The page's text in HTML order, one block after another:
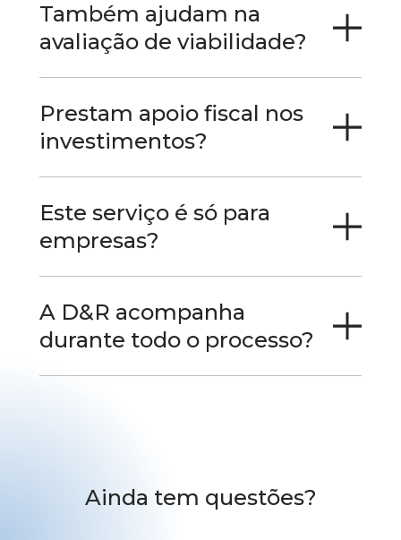
Também ajudam na
avaliação de viabilidade?
Prestam apoio fiscal nos
investimentos?
Este serviço é só para
empresas?
A D&R acompanha
durante todo o processo?
Ainda tem questões?